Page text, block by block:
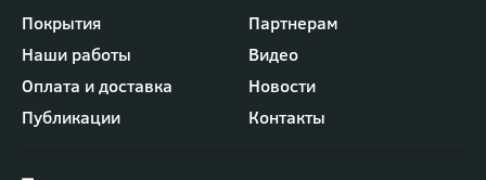
Футер
-
меню
"Компания"
Покрытия
Партнерам
Наши работы
Видео
Оплата и доставка
Новости
Публикации
Контакты